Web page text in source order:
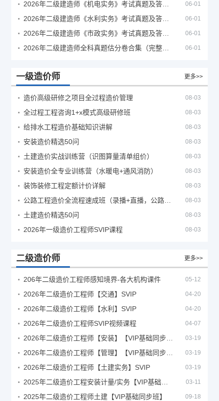
06-01
06-01
06-01
06-01
一级造价师 更多>>
造价高级研修之项目全过程造价管理 08-03
全过程工程咨询1+x模式高级研修班 08-03
给排水工程造价基础知识讲解 08-03
安装造价精选50问 08-03
土建造价实战训练营（识图算量清单组价） 08-03
安装造价全专业训练营（水暖电+通风消防） 08-03
装饰装修工程定额计价详解 08-03
08-03
土建造价精选50问 08-03
2026年一级造价工程师SVIP课程 08-03
二级造价师 更多>>
206年二级造价工程师感知境界-各大机构课件 05-12
2026年二级造价工程师【交通】SVIP 04-20
2026年二级造价工程师【水利】SVIP 04-20
2026年二级造价工程师SVIP视频课程 04-07
03-19
03-19
2026年二级造价工程师【土建实务】SVIP 03-19
03-11
2025年二级造价工程师土建【VIP基础同步班】 09-18